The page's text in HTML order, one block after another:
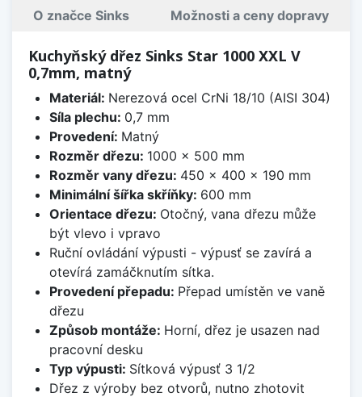
O značce Sinks Možnosti a ceny dopravy
Kuchyňský dřez Sinks Star 1000 XXL V
0,7mm, matný
Materiál: Nerezová ocel CrNi 18/10 (AISI 304)
Síla plechu: 0,7 mm
Provedení: Matný
Rozměr dřezu: 1000 x 500 mm
Rozměr vany dřezu: 450 x 400 x 190 mm
Minimální šířka skříňky: 600 mm
Orientace dřezu: Otočný, vana dřezu může
být vlevo i vpravo
Ruční ovládání výpusti - výpusť se zavírá a
otevírá zamáčknutím sítka.
Provedení přepadu: Přepad umístěn ve vaně
dřezu
Způsob montáže: Horní, dřez je usazen nad
pracovní desku
Typ výpusti: Sítková výpusť 3 1/2
Dřez z výroby bez otvorů, nutno zhotovit